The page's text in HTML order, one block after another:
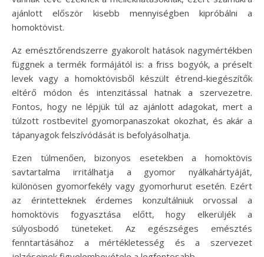
ajánlott először kisebb mennyiségben kipróbálni a
homoktövist.
Az emésztőrendszerre gyakorolt hatások nagymértékben
függnek a termék formájától is: a friss bogyók, a préselt
levek vagy a homoktövisből készült étrend-kiegészítők
eltérő módon és intenzitással hatnak a szervezetre.
Fontos, hogy ne lépjük túl az ajánlott adagokat, mert a
túlzott rostbevitel gyomorpanaszokat okozhat, és akár a
tápanyagok felszívódását is befolyásolhatja.
Ezen túlmenően, bizonyos esetekben a homoktövis
savtartalma irritálhatja a gyomor nyálkahártyáját,
különösen gyomorfekély vagy gyomorhurut esetén. Ezért
az érintetteknek érdemes konzultálniuk orvossal a
homoktövis fogyasztása előtt, hogy elkerüljék a
súlyosbodó tüneteket. Az egészséges emésztés
fenntartásához a mértékletesség és a szervezet